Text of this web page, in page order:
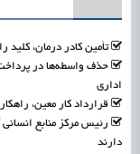
تأمین کادر درمان، کلید راه‌اندازی
اداری
قرارداد کار معین،
رئیس مرکز منابع
دارند